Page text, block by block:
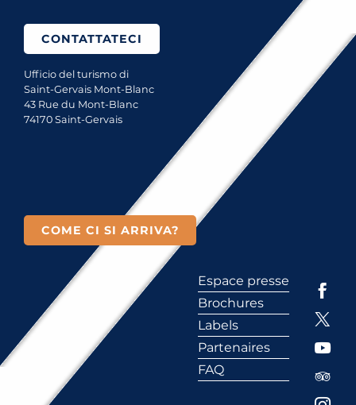
CONTATTATECI
Ufficio del turismo di
Saint-Gervais Mont-Blanc
43 Rue du Mont-Blanc
74170 Saint-Gervais
COME CI SI ARRIVA?
Espace presse
Brochures
Labels
Partenaires
FAQ